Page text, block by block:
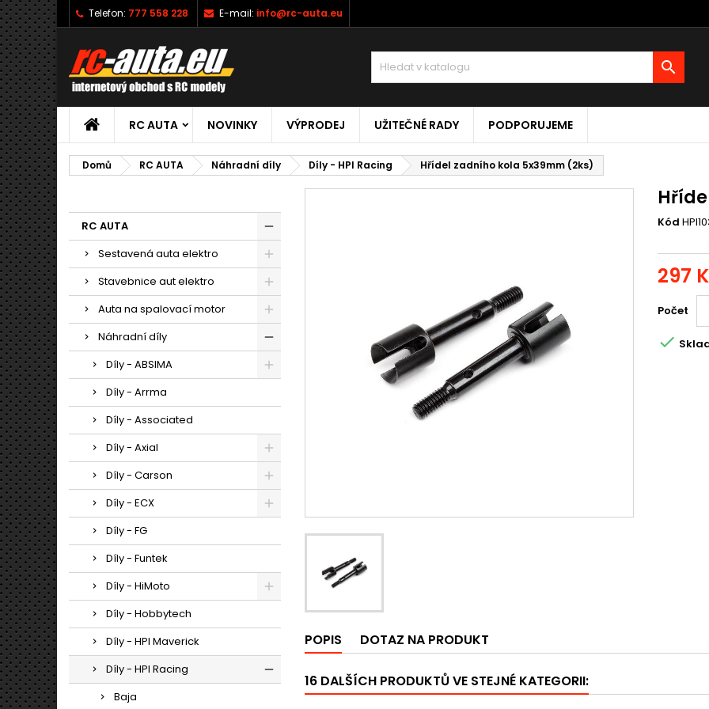
Telefon: 777 558 228 E-mail: info@rc-auta.eu

RC AUTA NOVINKY VÝPRODEJ UŽITEČNÉ RADY PODPORUJEME
Domů RC AUTA Náhradní díly Díly - HPI Racing Hřídel zadního kola 5x39mm (2ks)
RC AUTA
Sestavená auta elektro
Stavebnice aut elektro
Auta na spalovací motor
Náhradní díly
Díly - ABSIMA
Díly - Arrma
Díly - Associated
Díly - Axial
Díly - Carson
Díly - ECX
Díly - FG
Díly - Funtek
Díly - HiMoto
Díly - Hobbytech
Díly - HPI Maverick
Díly - HPI Racing
Baja
Kód
297
Počet

POPIS DOTAZ NA PRODUKT
16 DALŠÍCH PRODUKTŮ VE STEJNÉ KATEGORII: